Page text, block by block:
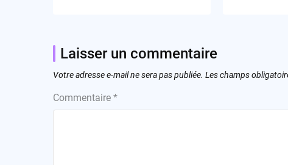
Laisser un commentaire
Votre adresse e-mail ne sera pas publiée. Les champs
Commentaire *